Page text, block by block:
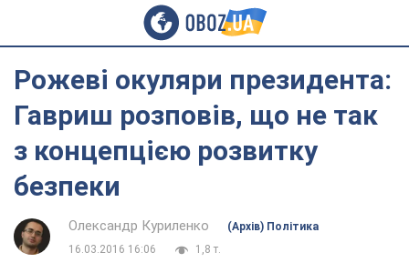
Рожеві окуляри президента:
Гавриш розповів, що не так
з концепцією розвитку
безпеки
Олександр Куриленко
(Архів) Політика
16.03.2016 16:06
1,8 т.